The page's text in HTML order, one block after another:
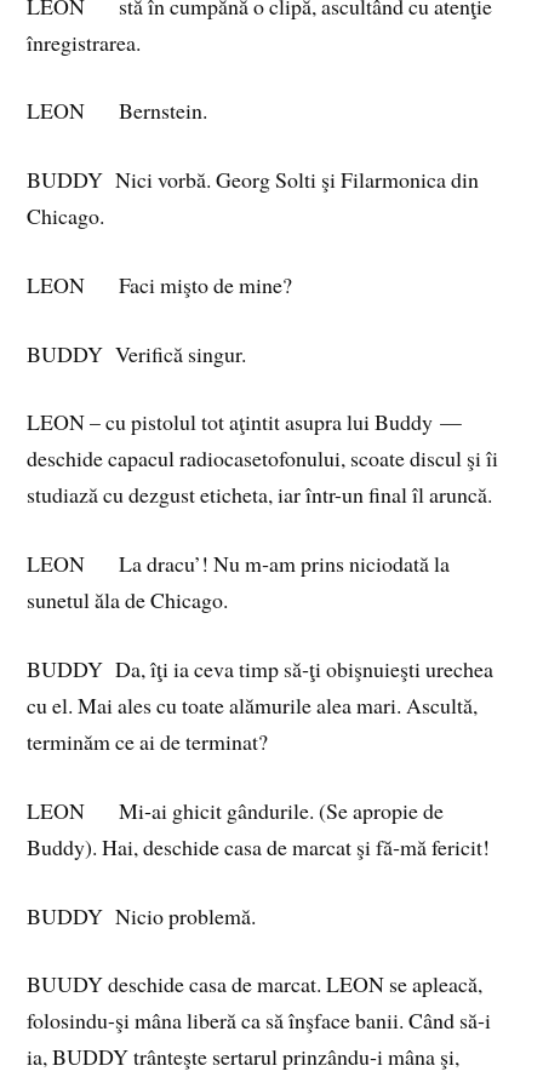
înregistrarea.
LEON Bernstein.
BUDDY Nici vorbă. Georg Solti şi Filarmonica din
Chicago.
LEON Faci mişto de mine?
BUDDY Verifică singur.
LEON – cu pistolul tot aţintit asupra lui Buddy —
deschide capacul radiocasetofonului, scoate discul şi îi
studiază cu dezgust eticheta, iar într-un final îl aruncă.
LEON La dracu’! Nu m‑am prins niciodată la
sunetul ăla de Chicago.
BUDDY Da, îţi ia ceva timp să‑ţi obişnuieşti urechea
cu el. Mai ales cu toate alămurile alea mari. Ascultă,
terminăm ce ai de terminat?
LEON Mi‑ai ghicit gândurile. (Se apropie de
Buddy). Hai, deschide casa de marcat şi fă‑mă fericit!
BUDDY Nicio problemă.
BUUDY deschide casa de marcat. LEON se apleacă,
folosindu-şi mâna liberă ca să înşface banii. Când să‑i
ia, BUDDY trânteşte sertarul prinzându‑i mâna şi,